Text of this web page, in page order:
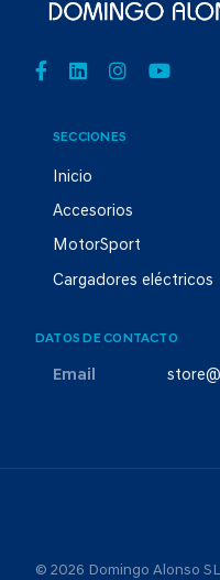
SECCIONES
Inicio
Accesorios
MotorSport
Cargadores eléctricos
DATOS DE CONTACTO
Email
© 2026 Domingo Alonso